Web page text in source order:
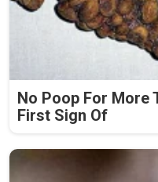
No Poop For More
First Sign Of